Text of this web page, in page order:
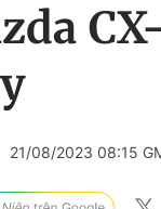
21/08/2023 08:15